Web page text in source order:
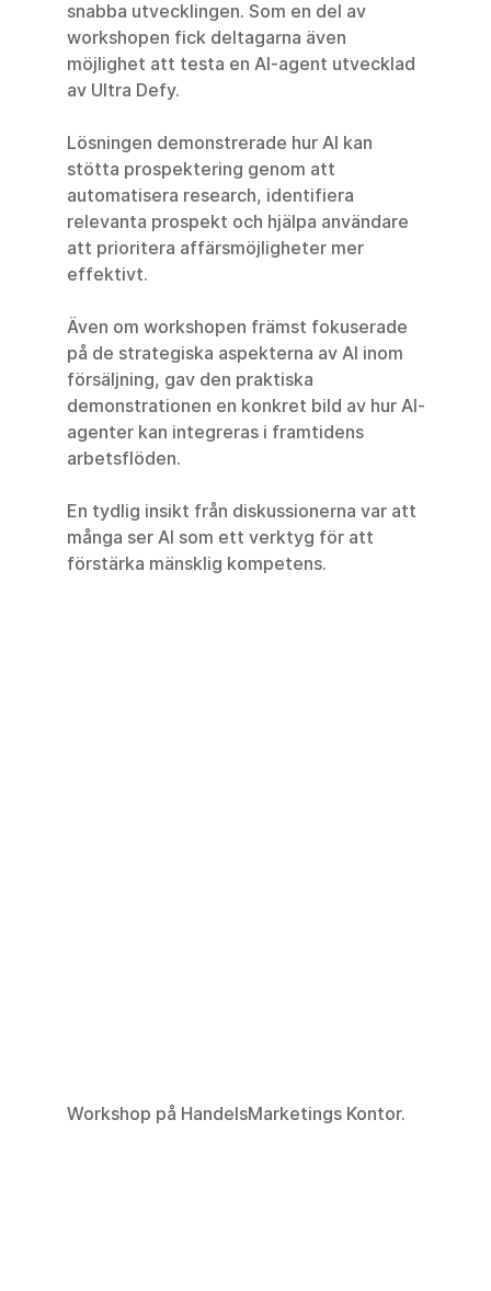
snabba utvecklingen. Som en del av
workshopen fick deltagarna även
möjlighet att testa en AI-agent utvecklad
av Ultra Defy.
Lösningen demonstrerade hur AI kan
stötta prospektering genom att
automatisera research, identifiera
relevanta prospekt och hjälpa användare
att prioritera affärsmöjligheter mer
effektivt.
Även om workshopen främst fokuserade
på de strategiska aspekterna av AI inom
försäljning, gav den praktiska
demonstrationen en konkret bild av hur AI-
agenter kan integreras i framtidens
arbetsflöden.
En tydlig insikt från diskussionerna var att
många ser AI som ett verktyg för att
förstärka mänsklig kompetens.
Workshop på HandelsMarketings Kontor.